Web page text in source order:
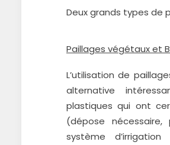
Deux grands types de
Paillages végétaux et
L’utilisation de
alternative
plastiques qui ont
(dépose
système